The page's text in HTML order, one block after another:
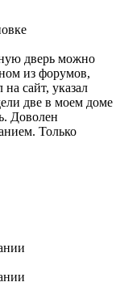
дверь можно
из форумов,
сайт, указал
две в моем доме
Доволен
Только